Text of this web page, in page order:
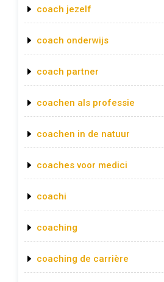
coach jezelf
coach onderwijs
coach partner
coachen als professie
coachen in de natuur
coaches voor medici
coachi
coaching
coaching de carrière